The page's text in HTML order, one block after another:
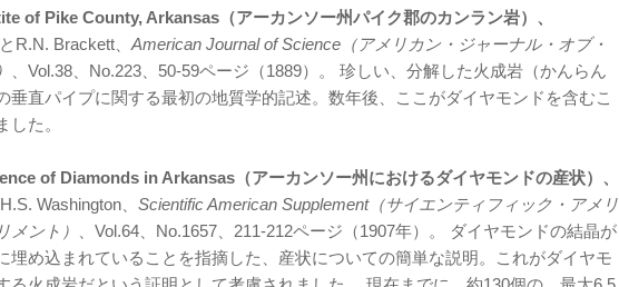
of Pike County, Arkansas（アーカンソー州パイク郡のカンラン岩）、
R.N. Brackett、 American Journal of Science（アメリカン・ジャーナル・オブ・
、Vol.38、No.223、50-59ページ（1889）。 珍しい、分解した火成岩（かんらん
垂直パイプに関する最初の地質学的記述。数年後、ここがダイヤモンドを含むこ
した。
of Diamonds in Arkansas（アーカンソー州におけるダイヤモンドの産状）、
Washington、 Scientific American Supplement（サイエンティフィック・アメリ
メント）
、Vol.64、No.1657、211-212ページ（1907年）。 ダイヤモンドの結晶が
埋め込まれていることを指摘した、産状についての簡単な説明。これがダイヤモ